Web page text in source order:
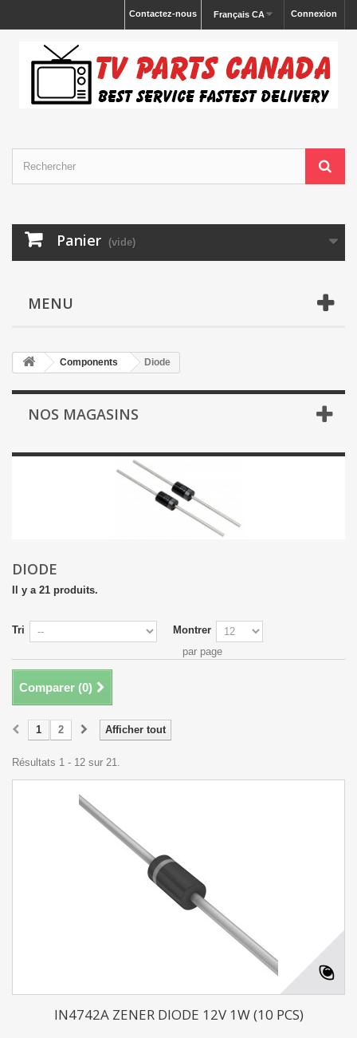
Connexion
Français CA
Contactez-nous
Panier (vide)
MENU
Components Diode
NOS MAGASINS
DIODE
Il y a 21 produits.
Tri
Montrer
par page
Comparer (0)
Afficher tout
1 2
Résultats 1 - 12 sur 21.
IN4742A ZENER DIODE 12V 1W (10 PCS)